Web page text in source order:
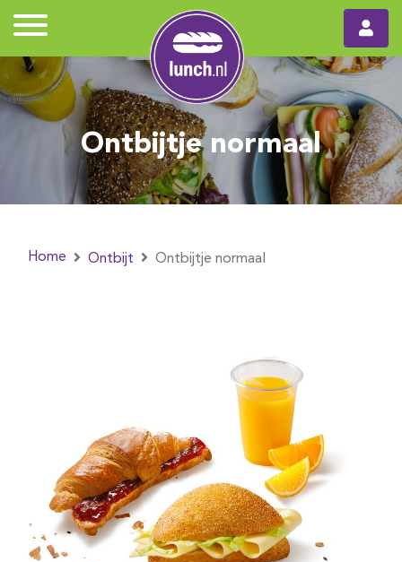
Ontbijtje normaal
Home Ontbijt Ontbijtje normaal